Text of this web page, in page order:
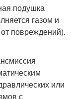
подушка
газом и
повреждений).
или
с